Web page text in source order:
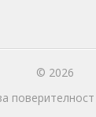
© 2026